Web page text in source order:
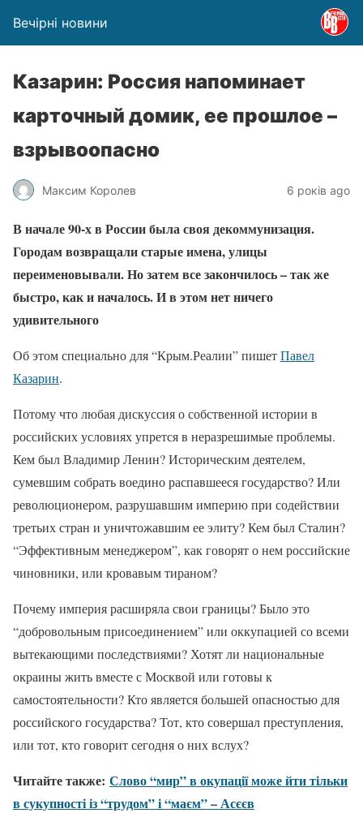
Вечірні новини
Казарин: Россия напоминает
карточный домик, ее прошлое –
взрывоопасно
Максим Королев 6 років ago
В начале 90-х в России была своя декоммунизация.
Городам возвращали старые имена, улицы
переименовывали. Но затем все закончилось – так же
быстро, как и началось. И в этом нет ничего
удивительного
Об этом специально для “Крым.Реалии” пишетПавел
Казарин.
Потому что любая дискуссия о собственной истории в
российских условиях упрется в неразрешимые проблемы.
Кем был Владимир Ленин? Историческим деятелем,
сумевшим собрать воедино распавшееся государство? Или
революционером, разрушавшим империю при содействии
третьих стран и уничтожавшим ее элиту? Кем был Сталин?
“Эффективным менеджером”, как говорят о нем российские
чиновники, или кровавым тираном?
Почему империя расширяла свои границы? Было это
“добровольным присоединением” или оккупацией со всеми
вытекающими последствиями? Хотят ли национальные
окраины жить вместе с Москвой или готовы к
самостоятельности? Кто является большей опасностью для
российского государства? Тот, кто совершал преступления,
или тот, кто говорит сегодня о них вслух?
Читайте также: Слово “мир” в окупації може йти тільки
в сукупності із “трудом” і “маєм” – Асєєв